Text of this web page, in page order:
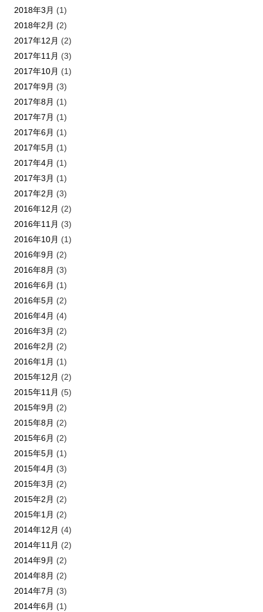
2018年3月 (1)
2018年2月 (2)
2017年12月 (2)
2017年11月 (3)
2017年10月 (1)
2017年9月 (3)
2017年8月 (1)
2017年7月 (1)
2017年6月 (1)
2017年5月 (1)
2017年4月 (1)
2017年3月 (1)
2017年2月 (3)
2016年12月 (2)
2016年11月 (3)
2016年10月 (1)
2016年9月 (2)
2016年8月 (3)
2016年6月 (1)
2016年5月 (2)
2016年4月 (4)
2016年3月 (2)
2016年2月 (2)
2016年1月 (1)
2015年12月 (2)
2015年11月 (5)
2015年9月 (2)
2015年8月 (2)
2015年6月 (2)
2015年5月 (1)
2015年4月 (3)
2015年3月 (2)
2015年2月 (2)
2015年1月 (2)
2014年12月 (4)
2014年11月 (2)
2014年9月 (2)
2014年8月 (2)
2014年7月 (3)
2014年6月 (1)